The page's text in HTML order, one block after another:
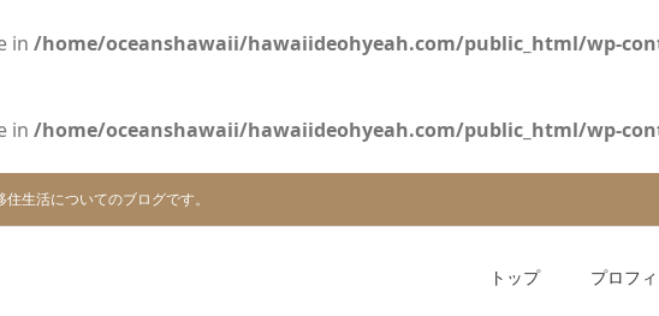
in /home/oceanshawaii/hawaiideohyeah.com/public_html/wp-
in /home/oceanshawaii/hawaiideohyeah.com/public_html/wp-
生活についてのブログです。
トップ プロフ